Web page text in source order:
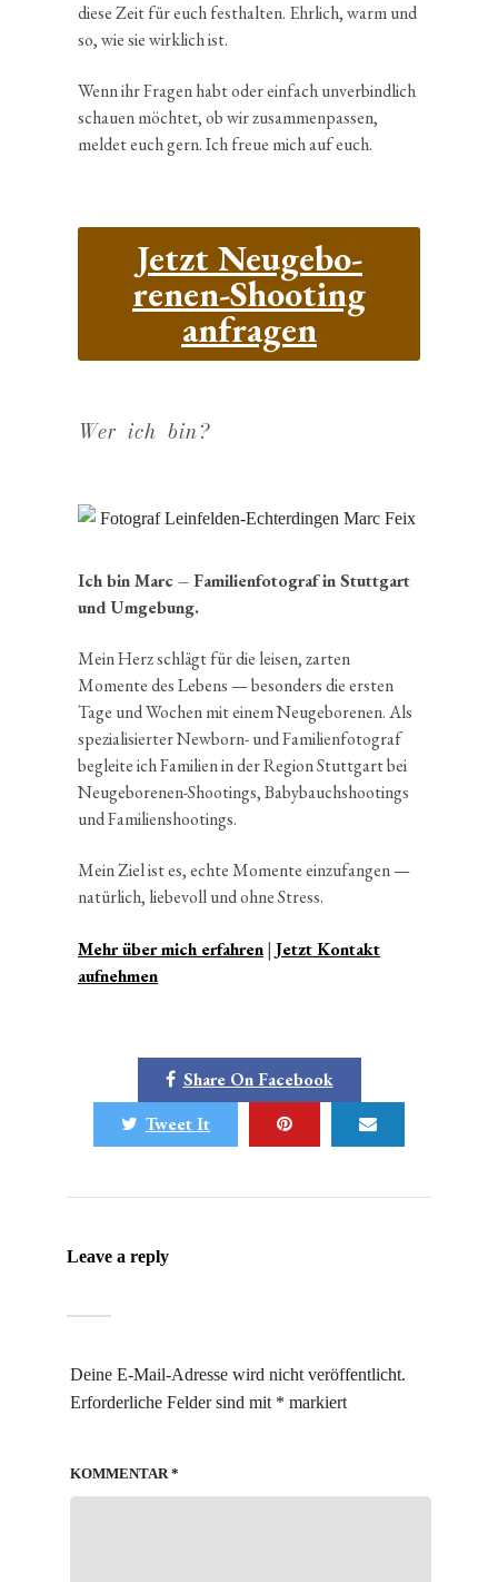
diese Zeit für euch festhalten. Ehrlich, warm und
so, wie sie wirklich ist.
Wenn ihr Fragen habt oder einfach unver­bind­lich
schauen möchtet, ob wir zusam­men­passen,
meldet euch gern. Ich freue mich auf euch.
Jetzt Neuge­bo­
renen-Shooting
anfragen
Wer ich bin?
Ich bin Marc – Famili­en­fo­to­graf in Stutt­gart
und Umgebung.
Mein Herz schlägt für die leisen, zarten
Momente des Lebens — beson­ders die ersten
Tage und Wochen mit einem Neuge­bo­renen. Als
spezia­li­sierter Newborn- und Famili­en­fo­to­graf
begleite ich Familien in der Region Stutt­gart bei
Neuge­bo­renen-Shootings, Babybauchs­hootings
und Familienshootings.
Mein Ziel ist es, echte Momente einzu­fangen —
natür­lich, liebe­voll und ohne Stress.
Mehr über mich erfahren| Jetzt Kontakt
aufnehmen
Share On Facebook
Tweet It
Leave a reply
Deine E-Mail-Adresse wird nicht veröffentlicht.
Erforderliche Felder sind mit * markiert
KOMMENTAR*